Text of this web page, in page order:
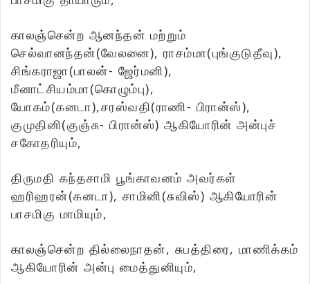
காலஞ்சென்ற ஆனந்தன் மற்றும்
செல்வானந்தன்(வேலனை), ராசம்மா(புங்குடுதீவு),
சிங்கராஜா(பாலன்- ஜேர்மனி),
மீனாட்சியம்மா(கொழும்பு),
யோகம்(கனடா),சரஸ்வதி(ராணி- பிரான்ஸ்),
குமுதினி(குஞ்சு- பிரான்ஸ்) ஆகியோரின் அன்புச்
சகோதரியும்,
திருமதி கந்தசாமி பூங்காவனம் அவர்கள்
ஹரிஹரன்(கனடா), சாமினி(சுவிஸ்) ஆகியோரின்
பாசமிகு மாமியும்,
காலஞ்சென்ற தில்லைநாதன், சுபத்திரை, மாணிக்கம்
ஆகியோரின் அன்பு மைத்துனியும்,